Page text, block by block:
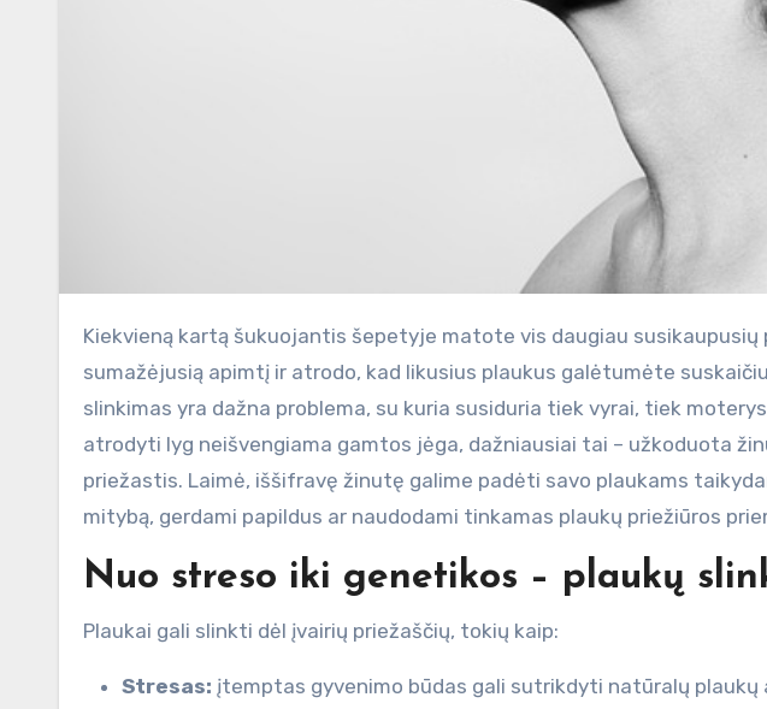
Kiekvieną kartą šukuojantis šepetyje matote vis daugiau susikaupusių plaukų? Galbūt liečiant plaukus jaučiate
sumažėjusią apimtį ir atrodo, kad likusius plaukus galėtumėte
slinkimas yra dažna problema, su kuria susiduria tiek vyrai, tiek
atrodyti lyg neišvengiama gamtos jėga, dažniausiai tai – užkoduota
priežastis. Laimė, iššifravę žinutę galime padėti savo plaukams
mitybą, gerdami papildus ar naudodami tinkamas plaukų priežiūros
Nuo streso iki genetikos – plaukų
Plaukai gali slinkti dėl įvairių priežaščių, tokių kaip:
Stresas: įtemptas gyvenimo būdas gali sutrikdyti natūralų plaukų